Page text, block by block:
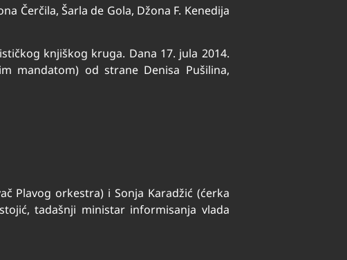
Čerčila, Šarla de Gola, Džona F. Kenedija
knjiškog kruga. Dana 17. jula 2014.
mandatom) od strane Denisa Pušilina,
Plavog orkestra) i Sonja Karadžić (ćerka
tadašnji ministar informisanja vlada